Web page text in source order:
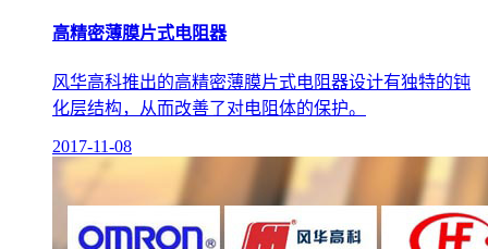
高精密薄膜片式电阻器
风华高科推出的高精密薄膜片式电阻器设计有独特的钝
化层结构，从而改善了对电阻体的保护。
2017-11-08